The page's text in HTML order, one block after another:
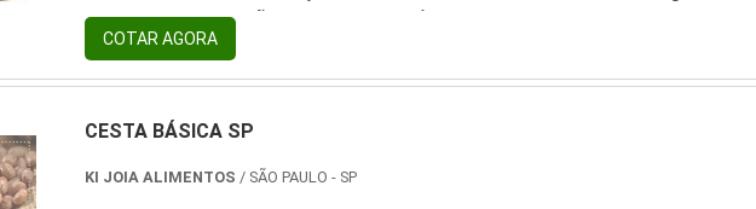
mandioca, etc.OPÇÕES DE CESTAS BÁSICASA empresa de cesta básica
com cestas básicas padrão e personalizadas. As personalizadas são
por itens escolhidos pelo próprio cliente, de.
COTAR AGORA
CESTA BÁSICA SP
KI JOIA ALIMENTOS / SÃO PAULO - SP